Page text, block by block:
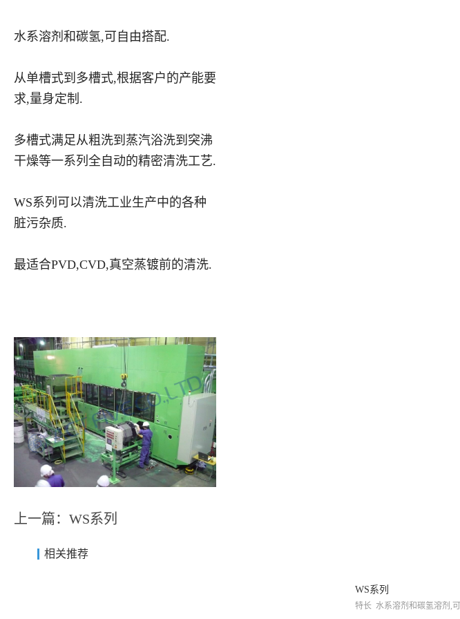
水系溶剂和碳氢,可自由搭配.
从单槽式到多槽式,根据客户的产能要
求,量身定制.
多槽式满足从粗洗到蒸汽浴洗到突沸
干燥等一系列 全自动的精密清洗工艺.
WS系列可以清洗工业生产中的各种
脏污杂质.
最适合PVD,CVD,真空蒸镀前的清洗.
上一篇： WS系列
相关推荐
WS系列
特长 水系溶剂和碳氢溶剂,